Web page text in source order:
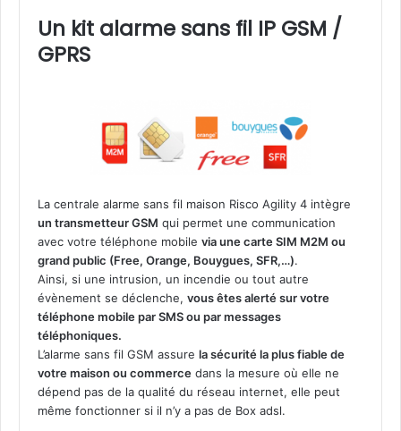
Un kit alarme sans fil IP GSM /
GPRS
La centrale alarme sans fil maison Risco Agility 4 intègre
un transmetteur GSM qui permet une communication
avec votre téléphone mobile via une carte SIM M2M ou
grand public (Free, Orange, Bouygues, SFR,…).
Ainsi, si une intrusion, un incendie ou tout autre
évènement se déclenche, vous êtes alerté sur votre
téléphone mobile par SMS ou par messages
téléphoniques.
L’alarme sans fil GSM assure la sécurité la plus fiable de
votre maison ou commerce dans la mesure où elle ne
dépend pas de la qualité du réseau internet, elle peut
même fonctionner si il n’y a pas de Box adsl.